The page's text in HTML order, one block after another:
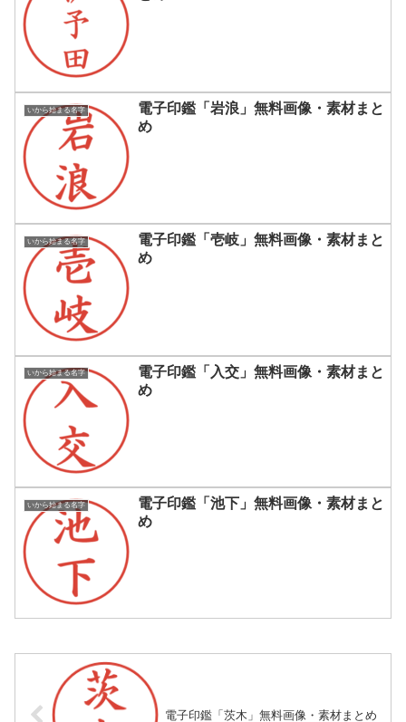
いから始まる名字
電子印鑑「岩浪」無料画像・素材まと
め
いから始まる名字
電子印鑑「壱岐」無料画像・素材まと
め
いから始まる名字
電子印鑑「入交」無料画像・素材まと
め
いから始まる名字
電子印鑑「池下」無料画像・素材まと
め
電子印鑑「茨木」無料画像・素材まとめ